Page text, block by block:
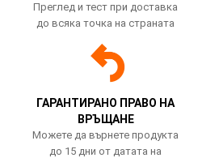
Преглед и тест при доставка
до всяка точка на страната
ГАРАНТИРАНО ПРАВО НА
ВРЪЩАНЕ
Можете да върнете продукта
до 15 дни от датата на